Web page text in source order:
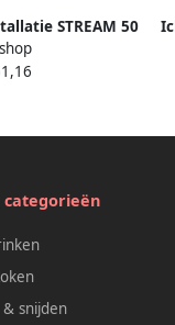
STREAM 50
koeler tot 55 l u
G-vaten
categorieën
snijden